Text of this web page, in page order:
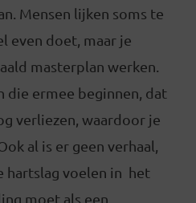
Mensen lijken soms te
even doet, maar je
masterplan werken.
die ermee beginnen, dat
verliezen, waardoor je
al is er geen verhaal,
hartslag voelen in het
moet als een